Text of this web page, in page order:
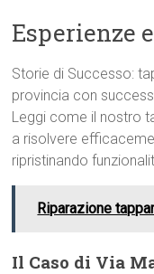
Esperienze
Storie di Successo:
provincia con
Leggi come il nostro
a risolvere
ripristinando
Riparazione
Il Caso di Via